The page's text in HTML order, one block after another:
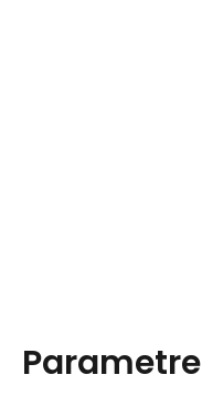
Parametre